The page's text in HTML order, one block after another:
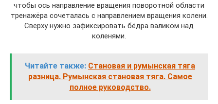
чтобы ось направление вращения поворотной области
тренажёра сочеталась с направлением вращения колени.
Сверху нужно зафиксировать бёдра валиком над
коленями.
Читайте также: Становая и румынская тяга
разница. Румынская становая тяга. Самое
полное руководство.